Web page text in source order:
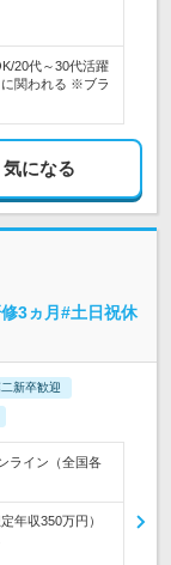
20代～30代活躍
関われる ※ブラ
気になる
3ヵ月#土日祝休
新卒歓迎
ライン（全国各
年収350万円）